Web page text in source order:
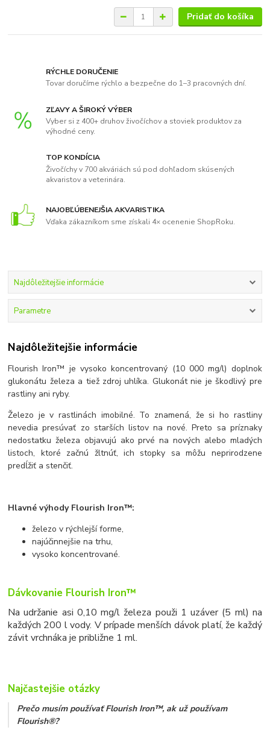
Pridať do košíka
RÝCHLE DORUČENIE
Tovar doručíme rýchlo a bezpečne do 1–3 pracovných dní.
ZĽAVY A ŠIROKÝ VÝBER
Vyber si z 400+ druhov živočíchov a stoviek produktov za
výhodné ceny.
TOP KONDÍCIA
Živočíchy v 700 akváriách sú pod dohľadom skúsených
akvaristov a veterinára.
NAJOBĽÚBENEJŠIA AKVARISTIKA
Vďaka zákazníkom sme získali 4× ocenenie ShopRoku.
Najdôležitejšie informácie
Parametre
Najdôležitejšie informácie
Flourish Iron™ je vysoko koncentrovaný (10 000 mg/l) doplnok
glukonátu železa a tiež zdroj uhlíka. Glukonát nie je škodlivý pre
rastliny ani ryby.
Železo je v rastlinách imobilné. To znamená, že si ho rastliny
nevedia presúvať zo starších listov na nové. Preto sa príznaky
nedostatku železa objavujú ako prvé na nových alebo mladých
listoch, ktoré začnú žltnúť, ich stopky sa môžu neprirodzene
predĺžiť a stenčiť.
Hlavné výhody Flourish Iron™:
železo v rýchlejší forme,
najúčinnejšie na trhu,
vysoko koncentrované.
Dávkovanie Flourish Iron™
Na udržanie asi 0,10 mg/l železa použi 1 uzáver (5 ml) na
každých 200 l vody. V prípade menších dávok platí, že každý
závit vrchnáka je približne 1 ml.
Najčastejšie otázky
Prečo musím používať Flourish Iron™, ak už používam
Flourish®?